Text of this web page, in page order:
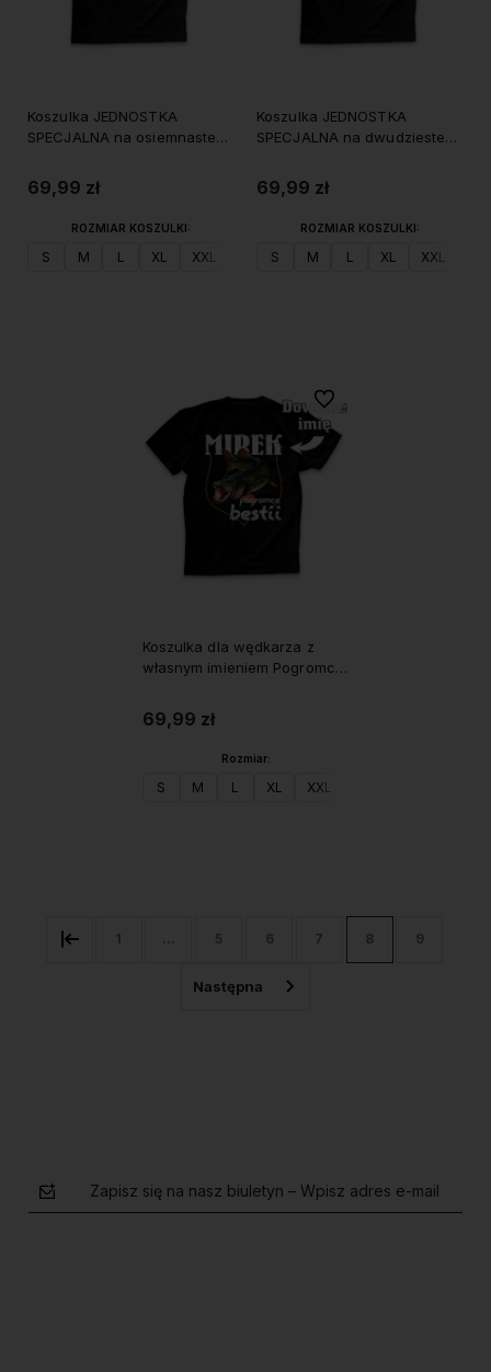
Koszulka JEDNOSTKA
SPECJALNA na osiemnaste
69,99 zł
ROZMIAR KOSZULKI:
S M L XL XXL
Koszulka JEDNOSTKA
SPECJALNA na dwudzieste
69,99 zł
ROZMIAR KOSZULKI:
S M L XL XXL
Koszulka dla wędkarza z
własnym imieniem Pogromca
69,99 zł
Rozmiar:
S M L XL XXL
Do ulubionych
1 5 6 7 8 9
Zapisz się na nasz biuletyn – Wpisz adres e-mail